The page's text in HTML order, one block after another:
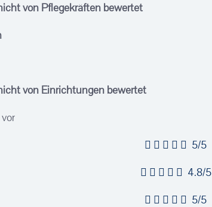
von Pflegekräften bewertet
von Einrichtungen bewertet
5/5
4.8/5
5/5